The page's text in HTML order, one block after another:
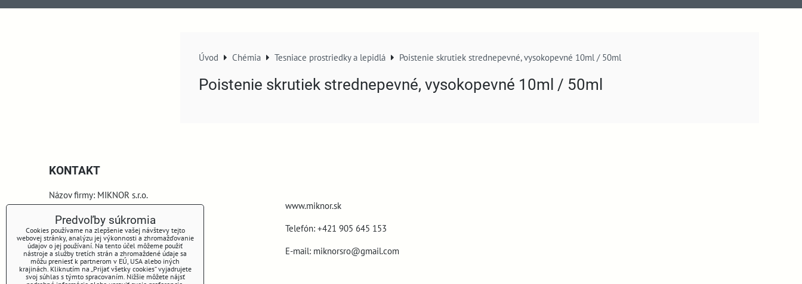
Úvod Chémia Tesniace prostriedky a lepidlá Poistenie skrutiek strednepevné, vysokopevné 10ml / 50ml
Poistenie skrutiek strednepevné, vysokopevné 10ml / 50ml
KONTAKT
Názov firmy: MIKNOR s.r.o.
Sídlo firmy a korešpodenčná adresa:
Vlky 149
900 44 Vlky
www.miknor.sk
Telefón: +421 905 645 153
E-mail: miknorsro@gmail.com
Predvoľby súkromia
Cookies používame na zlepšenie vašej návštevy tejto
webovej stránky, analýzu jej výkonnosti a zhromažďovanie
údajov o jej používaní. Na tento účel môžeme použiť
nástroje a služby tretích strán a zhromaždené údaje sa
môžu preniesť k partnerom v EÚ, USA alebo iných
krajinách. Kliknutím na „Prijať všetky cookies“ vyjadrujete
svoj súhlas s týmto spracovaním. Nižšie môžete nájsť